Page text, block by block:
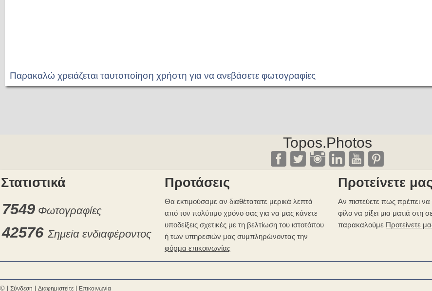
Παρακαλώ χρειάζεται ταυτοποίηση χρήστη για να ανεβάσετε φωτογραφίες
Topos.Photos
Στατιστικά
7549 Φωτογραφίες
42576 Σημεία ενδιαφέροντος
Προτάσεις
Θα εκτιμούσαμε αν διαθέτατατε μερικά λεπτά
από τον πολύτιμο χρόνο σας για να μας κάνετε
υποδείξεις σχετικές με τη βελτίωση του ιστοτόπου
ή των υπηρεσιών μας συμπληρώνοντας την
φόρμα επικοινωνίας
Προτείνετε μας
Αν πιστεύετε πως πρέπει να
φίλο να ρίξει μια ματιά στη
παρακαλούμε Προτείνετε
© | Σύνδεση Διαφημιστείτε Επικοινωνία